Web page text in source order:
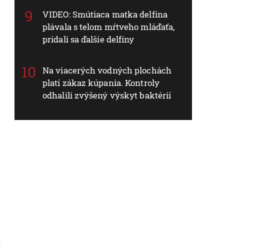
VIDEO: Smútiaca matka delfína
plávala s telom mŕtveho mláďaťa,
pridali sa ďalšie delfíny
Na viacerých vodných plochách
platí zákaz kúpania. Kontroly
odhalili zvýšený výskyt baktérií